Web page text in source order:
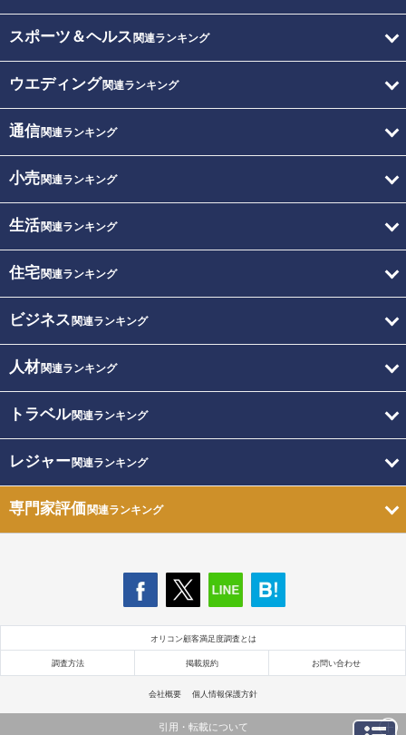
スポーツ＆ヘルス 関連ランキング
ウエディング関連ランキング
通信関連ランキング
小売関連ランキング
生活関連ランキング
住宅関連ランキング
ビジネス 関連ランキング
人材関連ランキング
トラベル関連ランキング
レジャー関連ランキング
専門家評価関連ランキング
オリコン顧客満足度調査とは
調査方法 掲載規約 お問い合わせ
会社概要 個人情報保護方針
引用・転載について